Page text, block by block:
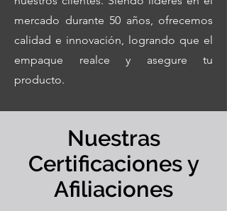
mercado durante 50 años, ofrecemos
calidad e innovación, logrando que el
empaque realce y asegure tu
producto.
Nuestras
Certificaciones y
Afiliaciones